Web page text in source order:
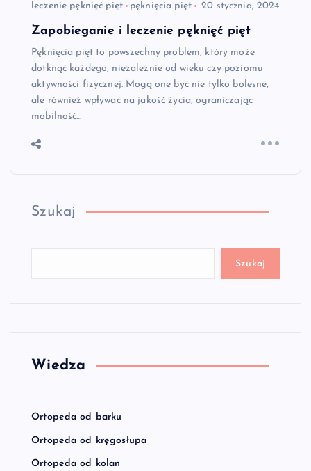
leczenie pęknięć pięt pęknięcia pięt 20 stycznia, 2024
Zapobieganie i leczenie pęknięć pięt
Pęknięcia pięt to powszechny problem, który może
dotknąć każdego, niezależnie od wieku czy poziomu
aktywności fizycznej. Mogą one być nie tylko bolesne,
ale również wpływać na jakość życia, ograniczając
mobilność…
Szukaj
Szukaj
Wiedza
Ortopeda od barku
Ortopeda od kręgosłupa
Ortopeda od kolan